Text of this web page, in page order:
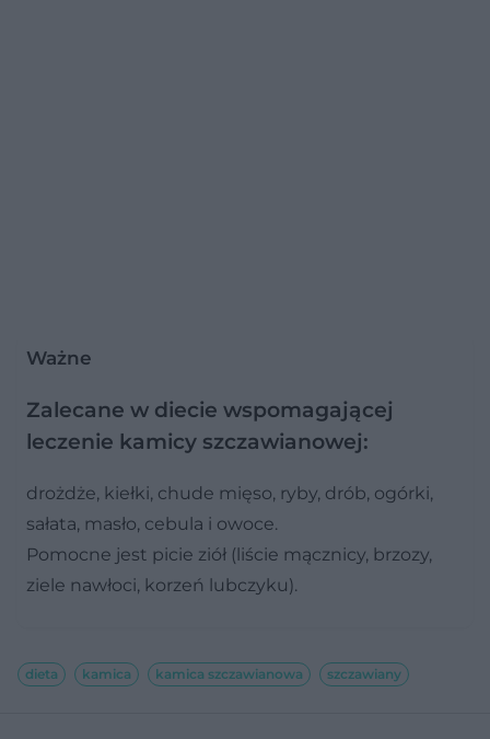
Ważne
Zalecane w diecie wspomagającej
leczenie kamicy szczawianowej:
drożdże, kiełki, chude mięso, ryby, drób, ogórki,
sałata, masło, cebula i owoce.
Pomocne jest picie ziół (liście mącznicy, brzozy,
ziele nawłoci, korzeń lubczyku).
dieta kamica kamica szczawianowa szczawiany